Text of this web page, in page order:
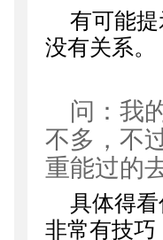
有可能
没有关系。
问：我
不多，不
重能过的
具体得
非常有技巧